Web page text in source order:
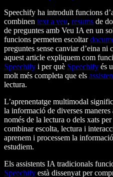
Speechify ha introduït funcions
combinen text a veu, resums de
de preguntes amb Veu IA en un
funcions permeten escoltar
preguntes sense canviar d’eina
aquest article expliquem com
Speechify i per què Speechify és
molt més completa que els
lectura.
L’aprenentatge multimodal
la informació de diverses
només de la lectura o dels xats per
combinar escolta, lectura i
aprenem i processem la
estudiem.
Els assistents IA tradicionals
Speechify està dissenyat per